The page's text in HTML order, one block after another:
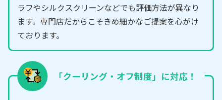
ラフやシルクスクリーンなどでも評価方法が異なり
ます。専門店だからこそきめ細かなご提案を心がけ
ております。
「クーリング・オフ制度」に対応！